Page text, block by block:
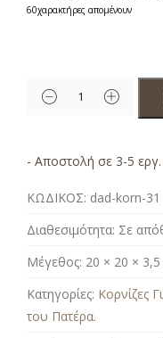
60χαρακτήρες απομένουν
- Αποστολή σε 3-5 εργ.
ΚΩΔΙΚΟΣ: dad-korn-31
Διαθεσιμότητα: Σε
Μέγεθος: 20 × 20 ×
Κατηγορίες: Κορνίζες
του Πατέρα.